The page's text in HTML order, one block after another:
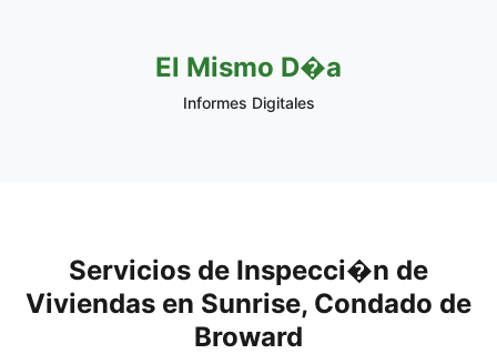
El Mismo D�a
Informes Digitales
Servicios de Inspecci�n de
Viviendas en Sunrise, Condado de
Broward